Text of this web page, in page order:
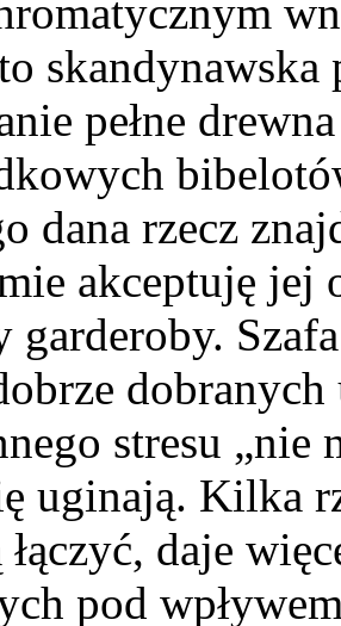
pełne
dana rzecz
akceptuję jej
garderoby.
stresu „nie
uginają. Kilka
łączyć, daje
pod